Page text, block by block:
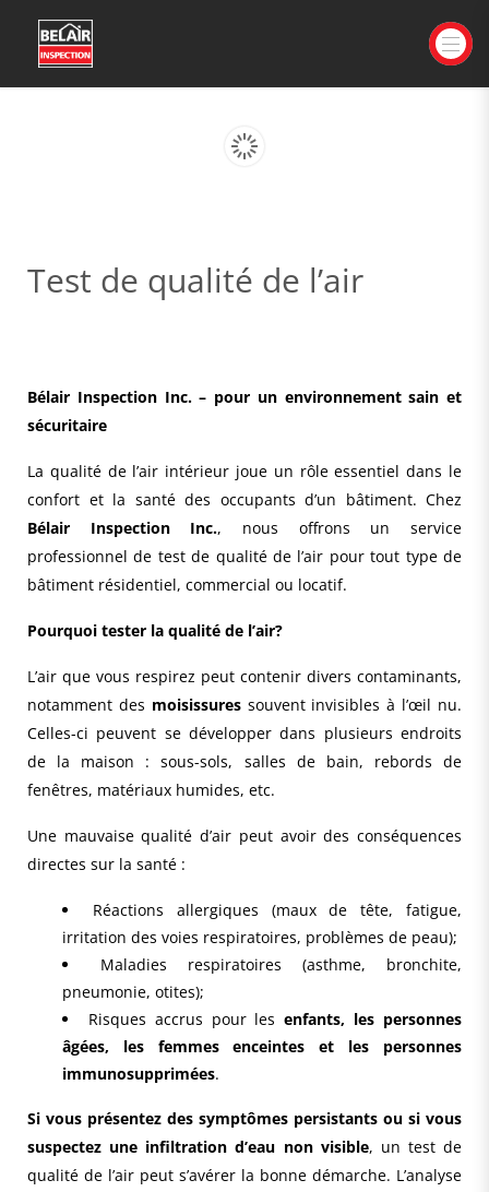
Test de qualité de l’air
Bélair Inspection Inc. – pour un environnement sain et
sécuritaire
La qualité de l’air intérieur joue un rôle essentiel dans le
confort et la santé des occupants d’un bâtiment. Chez
Bélair Inspection Inc., nous offrons un service
professionnel de test de qualité de l’air pour tout type de
bâtiment résidentiel, commercial ou locatif.
Pourquoi tester la qualité de l’air?
L’air que vous respirez peut contenir divers contaminants,
notamment des moisissuressouvent invisibles à l’œil nu.
Celles-ci peuvent se développer dans plusieurs endroits
de la maison : sous-sols, salles de bain, rebords de
fenêtres, matériaux humides, etc.
Une mauvaise qualité d’air peut avoir des conséquences
directes sur la santé :
Réactions allergiques (maux de tête, fatigue,
irritation des voies respiratoires, problèmes de peau);
Maladies respiratoires (asthme, bronchite,
pneumonie, otites);
Risques accrus pour lesenfants, les personnes
âgées, les femmes enceintes et les personnes
immunosupprimées.
Si vous présentez des symptômes persistants ou si vous
suspectez une infiltration d’eau non visible, un test de
qualité de l’air peut s’avérer la bonne démarche. L’analyse